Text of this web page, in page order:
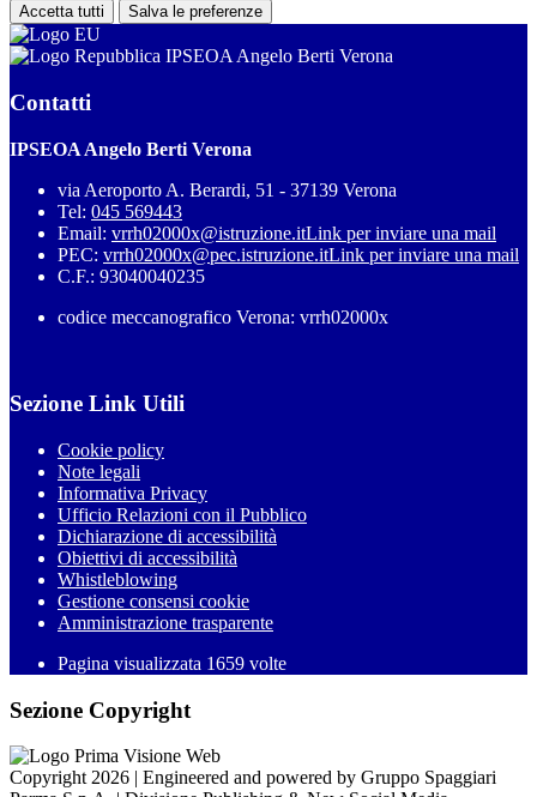
Accetta tutti Salva le preferenze
IPSEOA Angelo Berti Verona
Contatti
IPSEOA Angelo Berti Verona
via Aeroporto A. Berardi, 51 - 37139 Verona
Tel: 045 569443
Email: vrrh02000x@istruzione.itLink per inviare una mail
PEC: vrrh02000x@pec.istruzione.itLink per inviare una mail
C.F.: 93040040235
codice meccanografico Verona: vrrh02000x
Sezione Link Utili
Cookie policy
Note legali
Informativa Privacy
Ufficio Relazioni con il Pubblico
Dichiarazione di accessibilità
Obiettivi di accessibilità
Whistleblowing
Gestione consensi cookie
Amministrazione trasparente
Pagina visualizzata 1659 volte
Sezione Copyright
Copyright 2026 | Engineered and powered by Gruppo Spaggiari